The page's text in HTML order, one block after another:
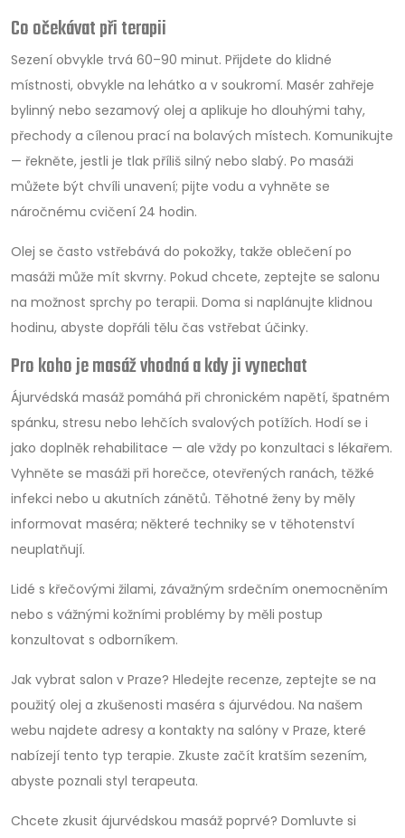
Co očekávat při terapii
Sezení obvykle trvá 60–90 minut. Přijdete do klidné
místnosti, obvykle na lehátko a v soukromí. Masér zahřeje
bylinný nebo sezamový olej a aplikuje ho dlouhými tahy,
přechody a cílenou prací na bolavých místech. Komunikujte
— řekněte, jestli je tlak příliš silný nebo slabý. Po masáži
můžete být chvíli unavení; pijte vodu a vyhněte se
náročnému cvičení 24 hodin.
Olej se často vstřebává do pokožky, takže oblečení po
masáži může mít skvrny. Pokud chcete, zeptejte se salonu
na možnost sprchy po terapii. Doma si naplánujte klidnou
hodinu, abyste dopřáli tělu čas vstřebat účinky.
Pro koho je masáž vhodná a kdy ji vynechat
Ájurvédská masáž pomáhá při chronickém napětí, špatném
spánku, stresu nebo lehčích svalových potížích. Hodí se i
jako doplněk rehabilitace — ale vždy po konzultaci s lékařem.
Vyhněte se masáži při horečce, otevřených ranách, těžké
infekci nebo u akutních zánětů. Těhotné ženy by měly
informovat maséra; některé techniky se v těhotenství
neuplatňují.
Lidé s křečovými žilami, závažným srdečním onemocněním
nebo s vážnými kožními problémy by měli postup
konzultovat s odborníkem.
Jak vybrat salon v Praze? Hledejte recenze, zeptejte se na
použitý olej a zkušenosti maséra s ájurvédou. Na našem
webu najdete adresy a kontakty na salóny v Praze, které
nabízejí tento typ terapie. Zkuste začít kratším sezením,
abyste poznali styl terapeuta.
Chcete zkusit ájurvédskou masáž poprvé? Domluvte si